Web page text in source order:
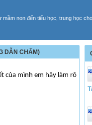
non đến tiểu học, trung học
DẪN CHẤM)
của mình em hãy làm rõ